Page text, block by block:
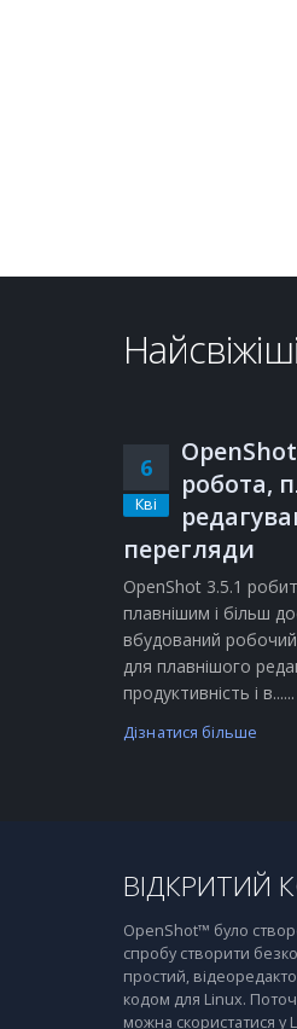
6
Кві
робота,
перегляди
OpenShot 3.5.1
плавнішим і більш
вбудований робочий
для плавнішого
продуктивність і в......
Дізнатися більше
ВІДКРИТИЙ
OpenShot™ було
спробу створити
простий,
кодом для Linux.
можна скористатися у